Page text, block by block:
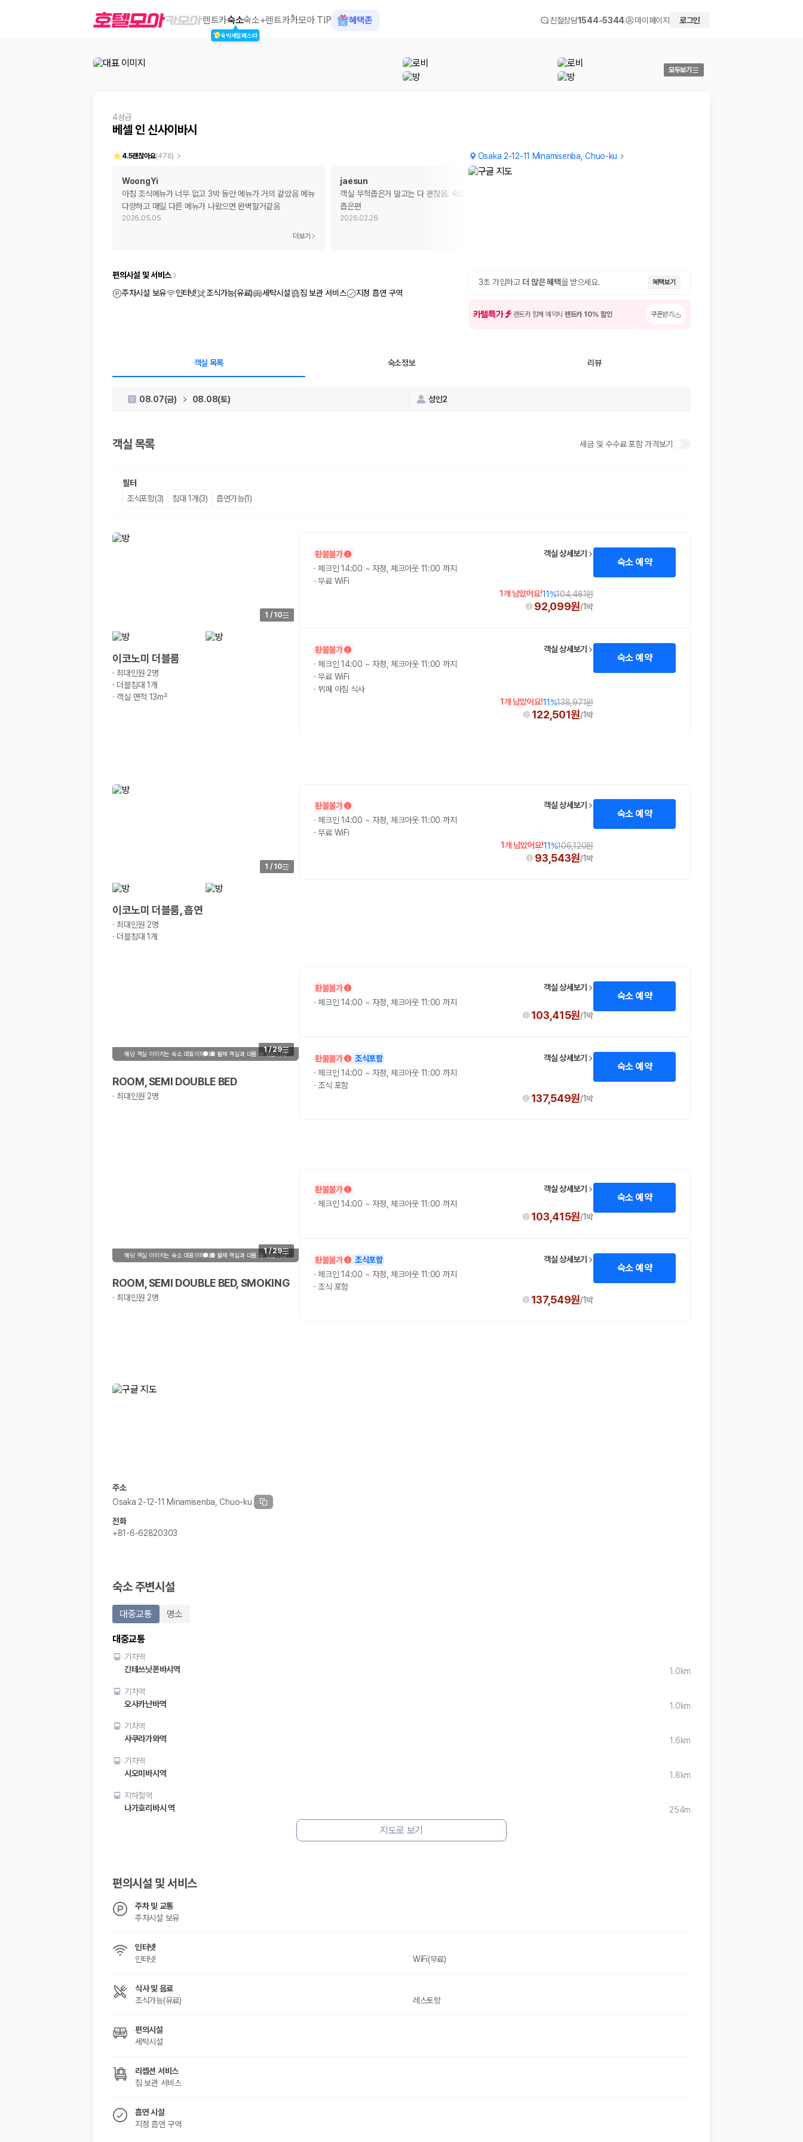
베셀 인 신사이바시
제주렌트카 가격비교는 카모아에서 한 번에
경차, 소형, 준중형, 중형, SUV, 승합차 등 여행 인원에 맞는 차종별 가격을 비교합니다.
일반자차, 완전자차, 슈퍼자차의 면책금과 보상 한도를 비교합니다.
제주공항 인수 조건 비교:셔틀 이동, 인수 위치, 반납 편의성을 함께 확인합니다.
1. 단순 최저가가 아니라 실제 결제 조건을 비교하세요
제주렌트카 최저가는 차량 기본요금만으로 판단하기 어렵습니다. 보험 포함 여부, 면책금, 보상 한도, 옵션 비용, 취소 수수료를 함께 확인해야 실제로 저렴한 차량을 고를 수 있습니다.
완전자차와 슈퍼자차는 업체별 보장 범위가 다를 수 있습니다. 카모아에서는 제주 렌트카 가격과 함께 보험 조건을 비교해 여행 스타일에 맞는 보장 수준을 선택할 수 있습니다.
제주 렌트카는 차량 인수 위치와 셔틀 편의성에 따라 실제 이용 만족도가 달라집니다. 공항에서 렌트카 사무실까지의 이동 조건을 가격과 함께 비교하는 것이 좋습니다.
혼자 또는 2인 여행에 적합하며 제주 렌트카 최저가를 찾는 사용자가 가장 먼저 비교하는 차종입니다.
가족 여행, 짐이 많은 여행, 장거리 이동에 적합하며 보험 조건과 차량 연식을 함께 비교하는 것이 좋습니다.
단체 여행이나 4인 이상 가족 여행에 적합하며 인원수, 짐 공간, 보험 조건을 함께 확인해야 합니다.
제주렌트카 보험까지 비교해야 진짜 가격비교입니다
동일한 차량이라도 보험 조건에 따라 실제 부담 금액이 달라질 수 있습니다. 카모아는 제주 렌트카 가격뿐 아니라 일반자차, 완전자차, 슈퍼자차 조건을 함께 확인할 수 있도록 돕습니다.
사고 발생 시 일정 금액의 면책금이 발생할 수 있습니다.
제주렌트카 가격비교 자주 묻는 질문
Q. 제주렌트카 가격비교는 카모아에서 어떻게 하나요?
A. 대여일, 반납일, 인수 지역을 선택하면 제주도 렌트카 업체별 가격, 차종, 보험 조건, 예약 가능 차량을 한 번에 비교할 수 있습니다.
렌트카숙소
숙박세일페스타
숙소+렌트카카모아 TIP 혜택존 친절상담1544-5344 마이페이지 로그인
모두보기
4성급
베셀 인 신사이바시
Osaka 2-12-11 Minamisenba, Chuo-ku
4.5괜찮아요(476)
WoongYi
아침 조식메뉴가 너무 없고 3박 동안 메뉴가 거의 같았음 메뉴
다양하고 매일 다른 메뉴가 나왔으면 완벽할거같음
2026.05.05
더보기
jaesun
객실 무척좁은거 말고는 다 괜찮음. 숙소가 일본 치고도 매우
좁은편
2026.02.26
3초 가입하고 더 많은 혜택을 받으세요. 혜택보기
카텔특가 렌트카 함께 예약시 렌트카 10% 할인 쿠폰받기
편의시설 및 서비스
주차시설 보유
인터넷 조식가능(유료) 세탁시설 짐 보관 서비스 지정 흡연 구역
객실 목록 숙소정보 리뷰
08.07(금) 08.08(토) 성인2
객실 목록 세금 및 수수료 포함 가격보기
필터
조식포함(3)
침대 1개(3) 흡연가능(1)
1 / 10
이코노미 더블룸
·최대인원 2명
· 더블침대 1개
·객실 면적 13m²
환불불가
객실 상세보기
·체크인 14:00 ~ 자정, 체크아웃 11:00 까지
· 무료 WiFi
1개 남았어요!11%104,481원
92,099원/1박
숙소 예약
환불불가
객실 상세보기
·체크인 14:00 ~ 자정, 체크아웃 11:00 까지
· 무료 WiFi
· 뷔페 아침 식사
1개 남았어요!11%138,971원
122,501원/1박
숙소 예약
1 / 10
이코노미 더블룸, 흡연
·최대인원 2명
· 더블침대 1개
환불불가
객실 상세보기
·체크인 14:00 ~ 자정, 체크아웃 11:00 까지
· 무료 WiFi
1개 남았어요!11%106,120원
93,543원/1박
숙소 예약
해당 객실 이미지는 숙소 대표이미지로 실제 객실과 다를 수 있습니다
1/29
ROOM, SEMI DOUBLE BED
·최대인원 2명
환불불가
객실 상세보기
·체크인 14:00 ~ 자정, 체크아웃 11:00 까지
103,415원/1박
숙소 예약
환불불가 조식포함
객실 상세보기
·체크인 14:00 ~ 자정, 체크아웃 11:00 까지
· 조식 포함
137,549원/1박
숙소 예약
해당 객실 이미지는 숙소 대표이미지로 실제 객실과 다를 수 있습니다
1/29
ROOM, SEMI DOUBLE BED, SMOKING
·최대인원 2명
환불불가
객실 상세보기
·체크인 14:00 ~ 자정, 체크아웃 11:00 까지
103,415원/1박
숙소 예약
환불불가 조식포함
객실 상세보기
·체크인 14:00 ~ 자정, 체크아웃 11:00 까지
· 조식 포함
137,549원/1박
숙소 예약
주소
Osaka 2-12-11 Minamisenba, Chuo-ku
전화
+81-6-62820303
숙소 주변시설
대중교통 명소
대중교통
기차역
긴테쓰닛폰바시역
1.0km
기차역
오사카난바역
1.0km
기차역
사쿠라가와역
1.6km
기차역
시오미바시역
1.8km
지하철역
나가호리바시 역
254m
지도로 보기
편의시설 및 서비스
주차 및 교통
주차시설 보유
인터넷
인터넷
WiFi(무료)
식사 및 음료
조식가능(유료)
레스토랑
편의시설
세탁시설
리셉션 서비스
짐 보관 서비스
흡연 시설
지정 흡연 구역